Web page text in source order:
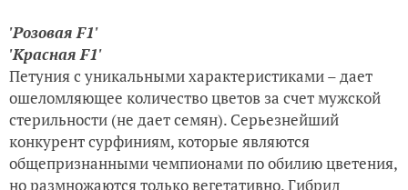
'Розовая F1'
'Красная F1'
Петуния с уникальными характеристиками – дает
ошеломляющее количество цветов за счет мужской
стерильности (не дает семян). Серьезнейший
конкурент сурфиниям, которые являются
общепризнанными чемпионами по обилию цветения,
но размножаются только вегетативно. Гибрид